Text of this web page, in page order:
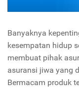
Banyaknya
kesempatan hidup
membuat pihak
asuransi jiwa yang
Bermacam produk